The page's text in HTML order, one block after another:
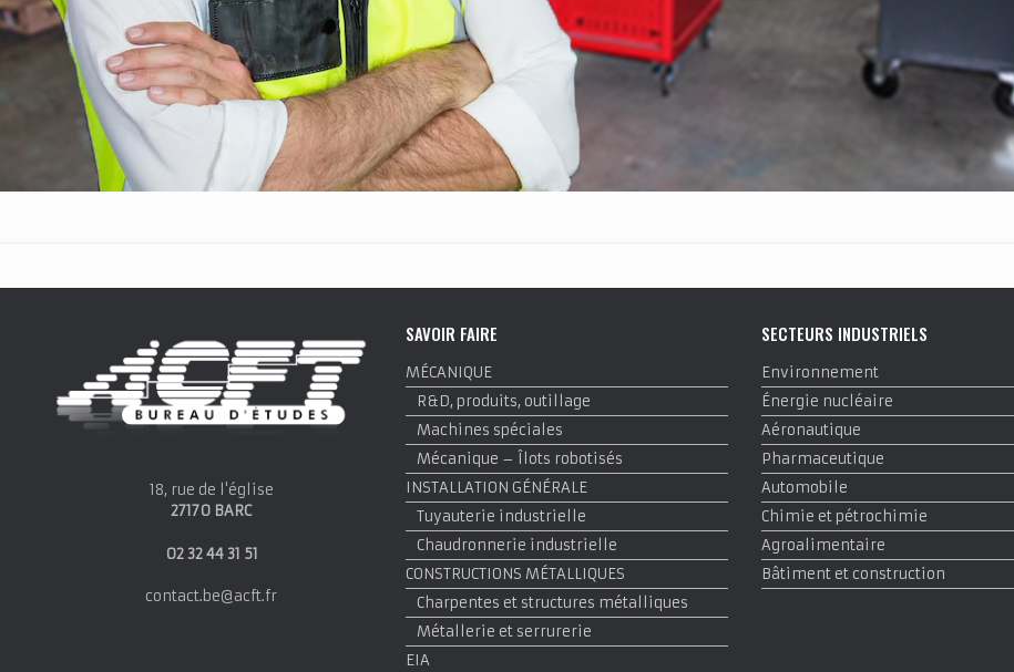
18, rue de l'église
27170 BARC
02 32 44 31 51
contact.be@acft.fr
SAVOIR FAIRE
MÉCANIQUE
R&D, produits, outillage
Machines spéciales
Mécanique – Îlots robotisés
INSTALLATION GÉNÉRALE
Tuyauterie industrielle
Chaudronnerie industrielle
CONSTRUCTIONS MÉTALLIQUES
Charpentes et structures métalliques
Métallerie et serrurerie
EIA
SECTEURS INDUSTRIELS
Environnement
Énergie nucléaire
Aéronautique
Pharmaceutique
Automobile
Chimie et pétrochimie
Agroalimentaire
Bâtiment et construction